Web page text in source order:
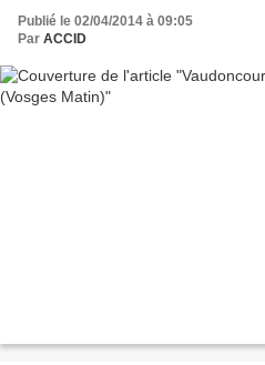
Publié le 02/04/2014 à 09:05
Par ACCID